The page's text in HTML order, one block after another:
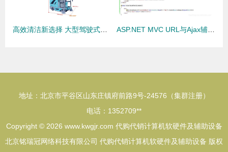
高效清洁新选择 大型驾驶式电动扫地车在工业与物业领域的应用 ASP.NET MVC URL与Ajax辅助器方法实战 构建高效软硬件代购代销解决方案
地址：北京市平谷区山东庄镇府前路9号-24576（集群注册）
电话：1352709**
Copyright © 2026 www.kwgjr.com 代购代销计算机软硬件及辅助设备
北京铭瑞冠网络科技有限公司 代购代销计算机软硬件及辅助设备 版权